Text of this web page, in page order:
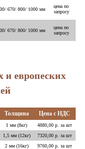
670/ 800/ 1000 мм
цена по
запросу
670/ 800/ 1000 мм
цена по
запросу
и европеских
Толщина Цена с НДС
1 мм (8кг)
4880,00 р. за шт
1,5 мм (12кг)
7320,00 р. за шт
2 мм (16кг)
9760,00 р. за шт